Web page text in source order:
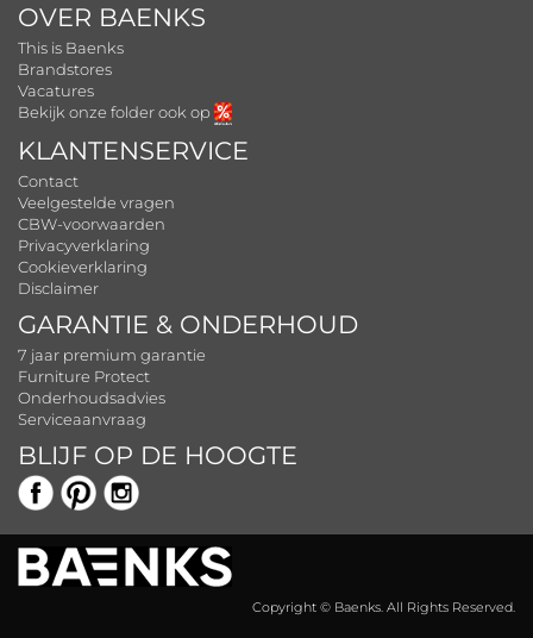
OVER BAENKS
This is Baenks
Brandstores
Vacatures
Bekijk onze folder ook op
KLANTENSERVICE
Contact
Veelgestelde vragen
CBW-voorwaarden
Privacyverklaring
Cookieverklaring
Disclaimer
GARANTIE & ONDERHOUD
7 jaar premium garantie
Furniture Protect
Onderhoudsadvies
Serviceaanvraag
BLIJF OP DE HOOGTE
Copyright © Baenks. All Rights Reserved.